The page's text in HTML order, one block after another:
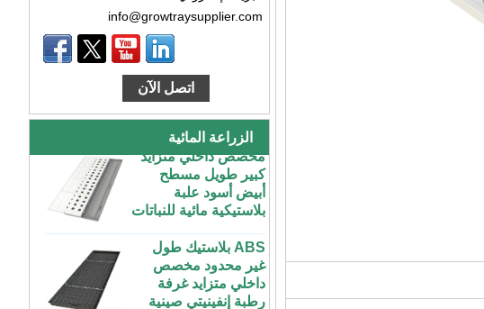
info@growtraysupplier.com
اتصل الآن
الزراعة المائية
طاولة زراعة بلاستيكية
كبيرة رخيصة الثمن
داخلية وخارجية 3x6
4x4 4x6 4x8 للبيع
مخصص داخلي متزايد
كبير طويل مسطح
أبيض أسود علبة
بلاستيكية مائية للنباتات
غير محدود مخصص
داخلي متزايد غرفة
رطبة إنفينيتي صينية
للنباتات